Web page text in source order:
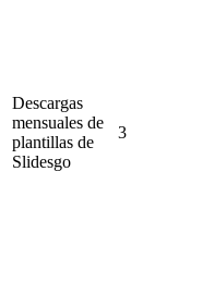
Descargas
mensuales de
plantillas de
Slidesgo
3